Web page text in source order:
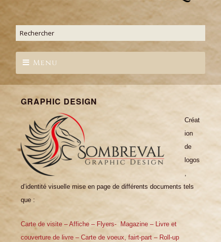
Menu
GRAPHIC DESIGN
Créat
ion
de
logos
,
d’identité visuelle mise en page de différents documents tels
que :
Carte de visite –Affiche – Flyers- Magazine – Livre et
couverture de livre – Carte de voeux, fairt-part – Roll-up